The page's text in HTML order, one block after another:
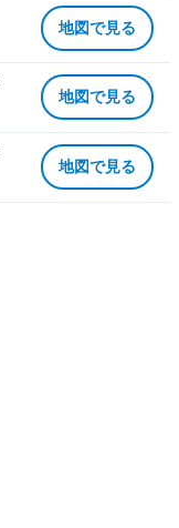
地図で見る
地図で見る
地図で見る